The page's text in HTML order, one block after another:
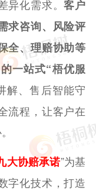
异化需求。客户
求咨询、风险评
全、理赔协助等
一站式“梧优服
解、售后智能守
流程，让客户在
大协赔承诺”为基
字化技术，打造